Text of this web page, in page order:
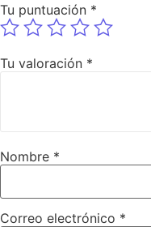
Tu puntuación *
Tu valoración *
Nombre *
Correo electrónico *